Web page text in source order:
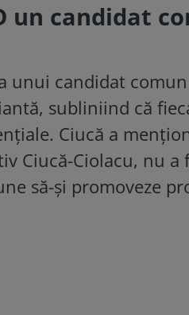
un candidat
candidat comun
subliniind că
Ciucă a
Ciucă-Ciolacu, nu a
să-și promoveze